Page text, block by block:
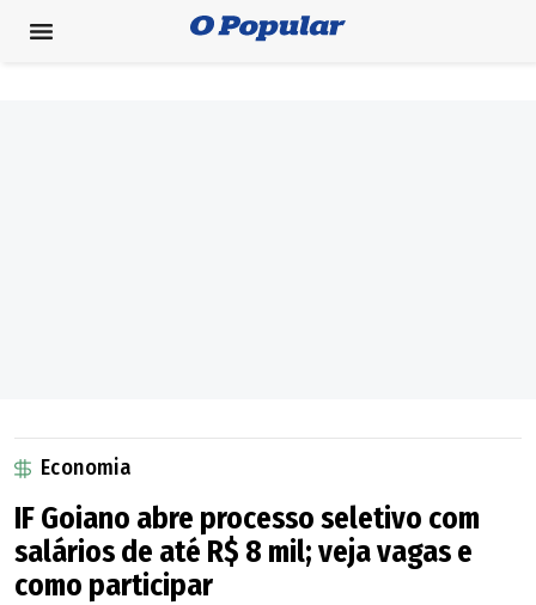
Economia
IF Goiano abre processo seletivo com
salários de até R$ 8 mil; veja vagas e
como participar